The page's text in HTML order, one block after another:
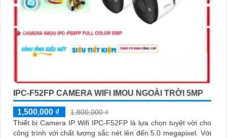
IPC-F52FP CAMERA WIFI IMOU NGOÀI TRỜI 5MP
1,500,000 ₫
1,800,000 ₫
Thiết bị Camera IP Wifi IPC-F52FP là lựa chọn tuyệt vời cho
công trình với chất lượng sắc nét lên đến 5.0 megapixel. Với